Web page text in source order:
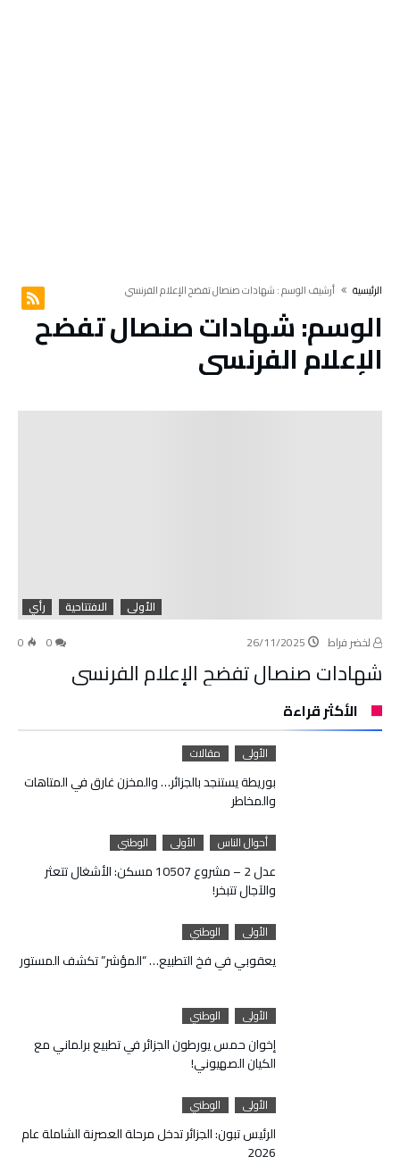
‫الرئيسية‬ ‫أرشيف الوسم :‬ شهادات صنصال تفضح الإعلام الفرنسي
الوسم:شهادات صنصال تفضح
الإعلام الفرنسي
الأولى الافتتاحية
رأي
لخضر فراط
26/11/2025
0
شهادات صنصال تفضح الإعلام الفرنسي
الأكثر قراءة
الأولى مقالات
بوريطة يستنجد بالجزائر… والمخزن غارق في المتاهات
والمخاطر
أحوال الناس الأولى الوطني
عدل 2 – مشروع 10507 مسكن: الأشغال تتعثر
والآجال تتبخر!
الأولى الوطني
يعقوبي في فخ التطبيع… “المؤشر” تكشف المستور
الأولى الوطني
إخوان حمس يورطون الجزائر في تطبيع برلماني مع
الكيان الصهيوني!
الأولى الوطني
الرئيس تبون: الجزائر تدخل مرحلة العصرنة الشاملة عام
2026